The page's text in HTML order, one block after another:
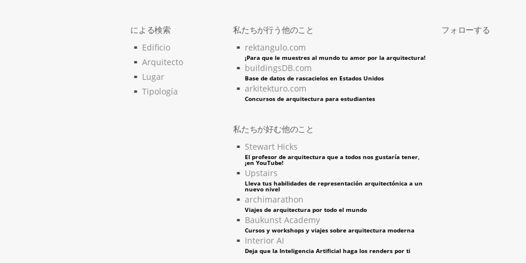
による検索
Edificio
Arquitecto
Lugar
Tipología
私たちが行う他のこと
rektangulo.com
¡Para que le muestres al mundo tu amor por la arquitectura!
buildingsDB.com
Base de datos de rascacielos en Estados Unidos
arkitekturo.com
Concursos de arquitectura para estudiantes
私たちが好む他のこと
Stewart Hicks
El profesor de arquitectura que a todos nos gustaría tener,
¡en YouTube!
Upstairs
Lleva tus habilidades de representación arquitectónica a un
nuevo nivel
archimarathon
Viajes de arquitectura por todo el mundo
Baukunst Academy
Cursos y workshops y viajes sobre arquitectura moderna
Interior AI
Deja que la Inteligencia Artificial haga los renders por ti
フォローする